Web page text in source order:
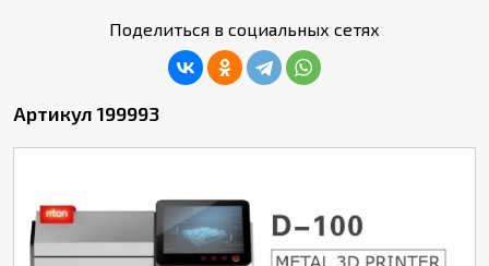
Поделиться в социальных сетях
Артикул 199993